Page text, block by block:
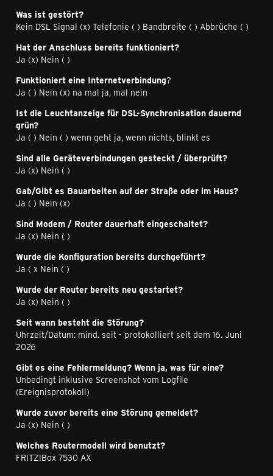
Was ist gestört?
Kein DSL Signal (x) Telefonie ( ) Bandbreite ( ) Abbrüche ( )
Hat der Anschluss bereits funktioniert?
Ja (x) Nein ( )
Funktioniert eine Internetverbindung?
Ja ( ) Nein (x) na mal ja, mal nein
Ist die Leuchtanzeige für DSL-Synchronisation dauernd
grün?
Ja ( ) Nein ( ) wenn geht ja, wenn nichts, blinkt es
Sind alle Geräteverbindungen gesteckt / überprüft?
Ja (x) Nein ( )
Gab/Gibt es Bauarbeiten auf der Straße oder im Haus?
Ja ( ) Nein (x)
Sind Modem / Router dauerhaft eingeschaltet?
Ja (x) Nein ( )
Wurde die Konfiguration bereits durchgeführt?
Ja ( x Nein ( )
Wurde der Router bereits neu gestartet?
Ja (x) Nein ( )
Seit wann besteht die Störung?
Uhrzeit/Datum: mind. seit - protokolliert seit dem 16. Juni
2026
Gibt es eine Fehlermeldung? Wenn ja, was für eine?
Unbedingt inklusive Screenshot vom Logfile
(Ereignisprotokoll)
Wurde zuvor bereits eine Störung gemeldet?
Ja (x) Nein ( )
Welches Routermodell wird benutzt?
FRITZ!Box 7530 AX